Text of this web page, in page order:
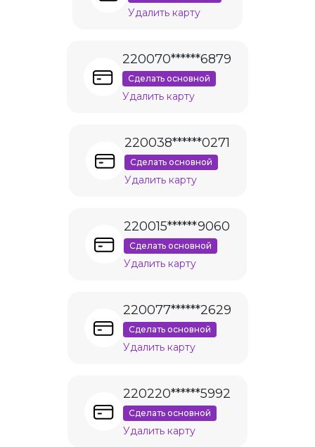
Удалить карту
220070******6879
Сделать основной
Удалить карту
220038******0271
Сделать основной
Удалить карту
220015******9060
Сделать основной
Удалить карту
220077******2629
Сделать основной
Удалить карту
220220******5992
Сделать основной
Удалить карту